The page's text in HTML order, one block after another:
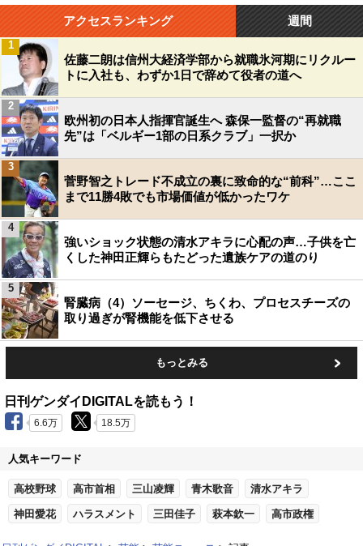
アクセスランキング 週間
佐藤二朗は信州大経済学部から就職氷河期にリクルー
トに入社も、わずか1日で辞めて役者の道へ
1
欧州初の日本人指揮官誕生へ 森保一監督の“再就職
先”は「ベルギー1部の日系クラブ」一択か
2
菅野智之トレード不成立の裏に致命的な“前科”…ここ
まで11勝4敗でも市場価値が低かったワケ
3
強いショック状態の清水アキラに心配の声…子供を亡
くした神田正輝らもたどった遺族ケアの道のり
4
腎臓病（4）ソーセージ、ちくわ、プロセスチーズの
取り過ぎが腎機能を低下させる
5
もっとみる
日刊ゲンダイDIGITALを読もう！
6.6万 18.5万
人気キーワード
高校野球 高市首相 三山凌輝 青木歌音 清水アキラ
神田愛花 ハラスメント 三田佳子 萩本欽一 高市政権